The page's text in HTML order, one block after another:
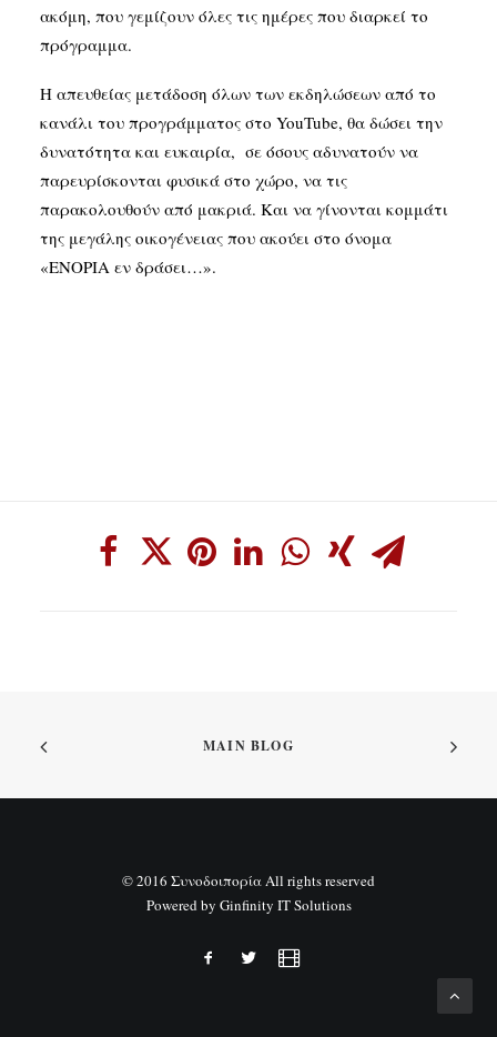
ακόμη, που γεμίζουν όλες τις ημέρες που διαρκεί το
πρόγραμμα.
Η απευθείας μετάδοση όλων των εκδηλώσεων από το
κανάλι του προγράμματος στο YouTube, θα δώσει την
δυνατότητα και ευκαιρία, σε όσους αδυνατούν να
παρευρίσκονται φυσικά στο χώρο, να τις
παρακολουθούν από μακριά. Και να γίνονται κομμάτι
της μεγάλης οικογένειας που ακούει στο όνομα
«ΕΝΟΡΙΑ εν δράσει…».
MAIN BLOG
© 2016 Συνοδοιπορία All rights reserved
Powered by Ginfinity IT Solutions